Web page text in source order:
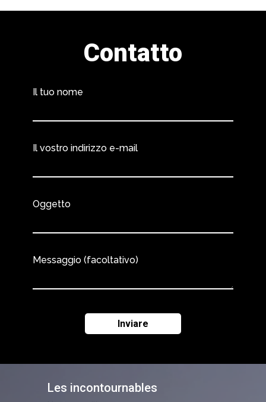
Les incontournables
Contatto
Il tuo nome
Il vostro indirizzo e-mail
Oggetto
Messaggio (facoltativo)